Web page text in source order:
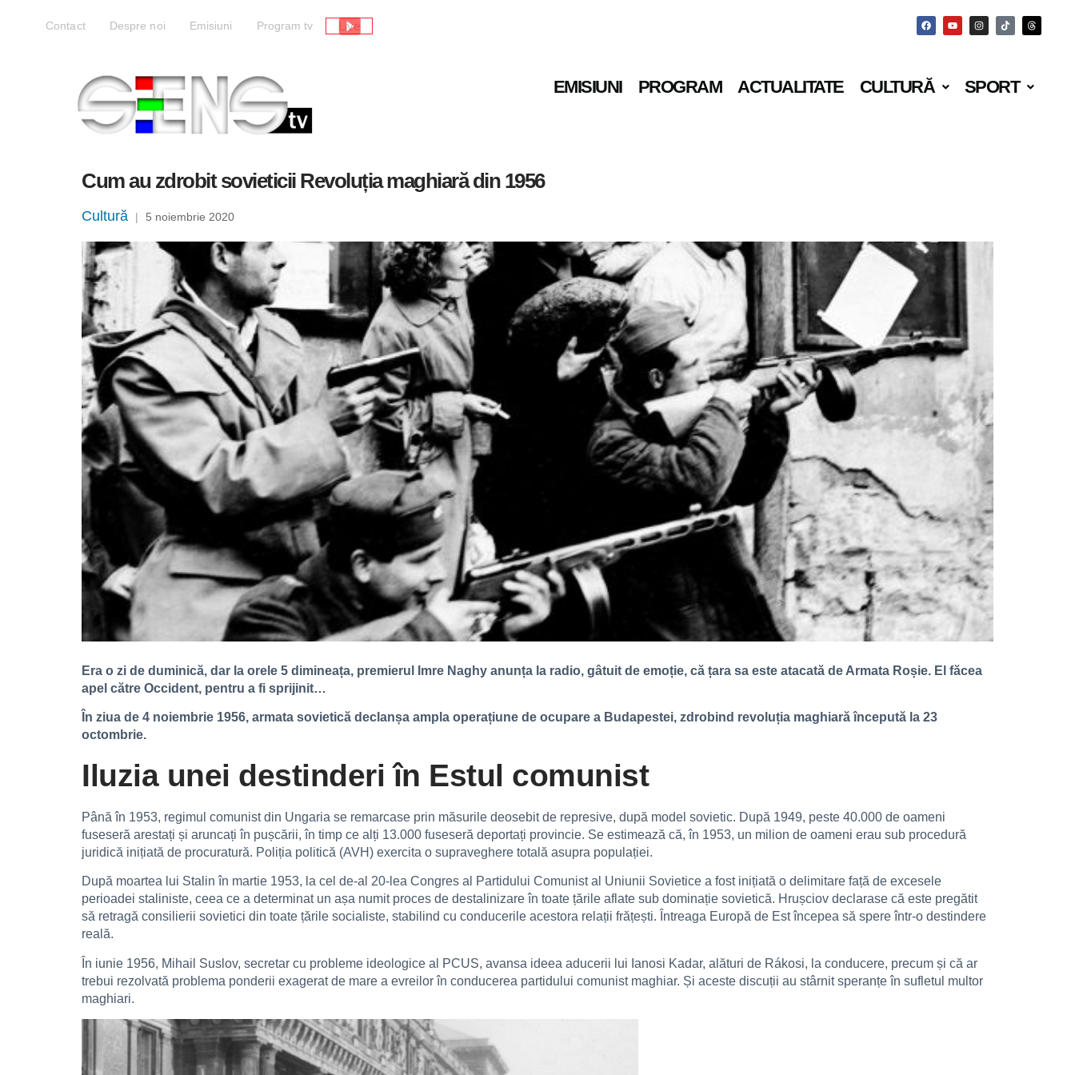
Contact Despre noi Emisiuni Program tv Live
EMISIUNI PROGRAM ACTUALITATE CULTURĂ SPORT
Cum au zdrobit sovieticii Revoluția maghiară din 1956
Cultură | 5 noiembrie 2020
Era o zi de duminică, dar la orele 5 dimineața, premierul Imre Naghy anunța la radio, gâtuit de emoție, că țara sa este atacată de Armata Roșie. El făcea
apel către Occident, pentru a fi sprijinit…
În ziua de 4 noiembrie 1956, armata sovietică declanșa ampla operațiune de ocupare a Budapestei, zdrobind revoluția maghiară începută la 23
octombrie.
Iluzia unei destinderi în Estul comunist
Până în 1953, regimul comunist din Ungaria se remarcase prin măsurile deosebit de represive, după model sovietic. După 1949, peste 40.000 de oameni
fuseseră arestați și aruncați în pușcării, în timp ce alți 13.000 fuseseră deportați provincie. Se estimează că, în 1953, un milion de oameni erau sub procedură
juridică inițiată de procuratură. Poliția politică (AVH) exercita o supraveghere totală asupra populației.
După moartea lui Stalin în martie 1953, la cel de-al 20-lea Congres al Partidului Comunist al Uniunii Sovietice a fost inițiată o delimitare față de excesele
perioadei staliniste, ceea ce a determinat un așa numit proces de destalinizare în toate țările aflate sub dominație sovietică. Hrușciov declarase că este pregătit
să retragă consilierii sovietici din toate țările socialiste, stabilind cu conducerile acestora relații frățești. Întreaga Europă de Est începea să spere într-o destindere
reală.
În iunie 1956, Mihail Suslov, secretar cu probleme ideologice al PCUS, avansa ideea aducerii lui Ianosi Kadar, alături de Rákosi, la conducere, precum și că ar
trebui rezolvată problema ponderii exagerat de mare a evreilor în conducerea partidului comunist maghiar. Și aceste discuții au stârnit speranțe în sufletul multor
maghiari.